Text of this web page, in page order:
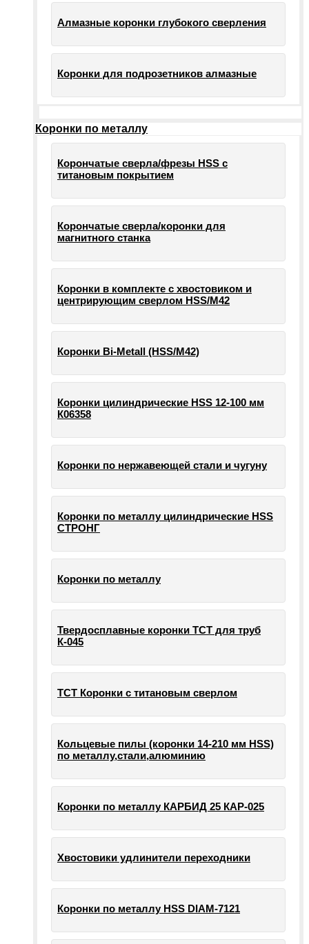
Алмазные коронки глубокого сверления
Коронки для подрозетников алмазные
Коронки по металлу
Корончатые сверла/фрезы HSS c
титановым покрытием
Корончатые сверла/коронки для
магнитного станка
Коронки в комплекте с хвостовиком и
центрирующим сверлом HSS/М42
Коронки Bi-Metall (HSS/М42)
Коронки цилиндрические HSS 12-100 мм
К06358
Коронки по нержавеющей стали и чугуну
Коронки по металлу цилиндрические HSS
СТРОНГ
Коронки по металлу
Твердосплавные коронки ТСТ для труб
К-045
ТСТ Коронки с титановым сверлом
Кольцевые пилы (коронки 14-210 мм HSS)
по металлу,стали,алюминию
Коронки по металлу КАРБИД 25 КАР-025
Хвостовики удлинители переходники
Коронки по металлу HSS DIAM-7121